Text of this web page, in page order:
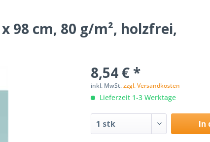
98 cm, 80 g/m², holzfrei,
8,54 € *
inkl. MwSt.zzgl. Versandkosten
Lieferzeit 1-3 Werktage
In